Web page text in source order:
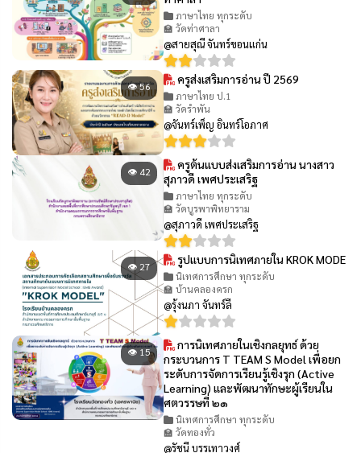
ภาษาไทย ทุกระดับ
🏫 วัดท่าศาลา
@สายสุณี จันทร์ขอนแก่น
👁 56 ครูส่งเสริมการอ่าน ปี 2569
ภาษาไทย ป.1
🏫 วัดรำพัน
@จันทร์เพ็ญ อินทร์โอภาศ
👁 42
ครูต้นแบบส่งเสริมการอ่าน นางสาว
สุภาวดี เพศประเสริฐ
ภาษาไทย ทุกระดับ
🏫 วัดบูรพาพิทยาราม
@สุภาวดี เพศประเสริฐ
👁 27 รูปแบบการนิเทศภายใน KROK MODE
นิเทศการศึกษา ทุกระดับ
🏫 บ้านคลองครก
@รุ้งนภา จันทร์ลี
👁 15
การนิเทศภายในเชิงกลยุทธ์ ด้วย
กระบวนการ T TEAM S Model เพื่อยก
ระดับการจัดการเรียนรู้เชิงรุก (Active
Learning) และพัฒนาทักษะผู้เรียนใน
ศตวรรษที่ ๒๑
นิเทศการศึกษา ทุกระดับ
🏫 วัดทองทั่ว
@รัชนี บรรเทาวงศ์